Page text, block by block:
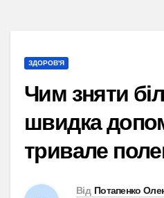
ЗДОРОВ'Я
Чим зняти
швидка
тривале
Від Потапенко